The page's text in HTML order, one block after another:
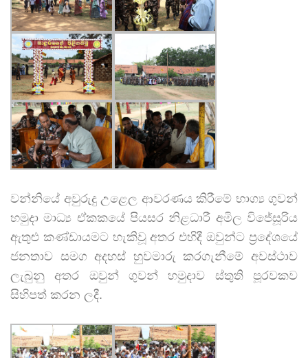
වන්නියේ අවුරුදු උළෙල ආවරණය කිරීමේ භාග්‍ය ගුවන්
හමුදා මාධ්‍ය ඒකකයේ පියසර නිළධාරී අමිල විජේසූරිය
ඇතුළු කණ්ඩායමට හැකිවූ අතර එහිදී ඔවුන්ට ප්‍රදේශයේ
ජනතාව සමග අදහස් හුවමාරු කරගැනීමේ අවස්ථාව
ලැබුනු අතර ඔවුන් ගුවන් හමුදාව ස්තුති පූරවකව
සිහිපත් කරන ලදී.